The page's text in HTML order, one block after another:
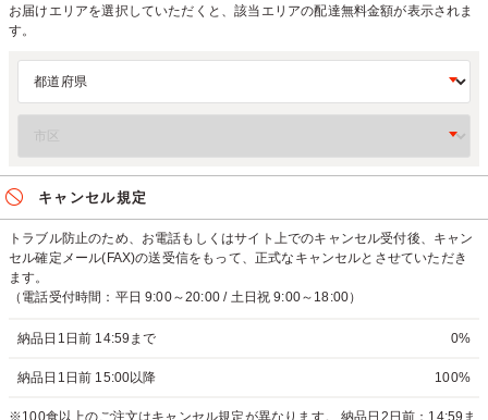
お届けエリアを選択していただくと、該当エリアの配達無料金額が表示されま
す。
キャンセル規定
トラブル防止のため、お電話もしくはサイト上でのキャンセル受付後、キャン
セル確定メール(FAX)の送受信をもって、正式なキャンセルとさせていただき
ます。
（電話受付時間：平日 9:00～20:00 / 土日祝 9:00～18:00）
納品日1日前 14:59まで 0%
納品日1日前 15:00以降 100%